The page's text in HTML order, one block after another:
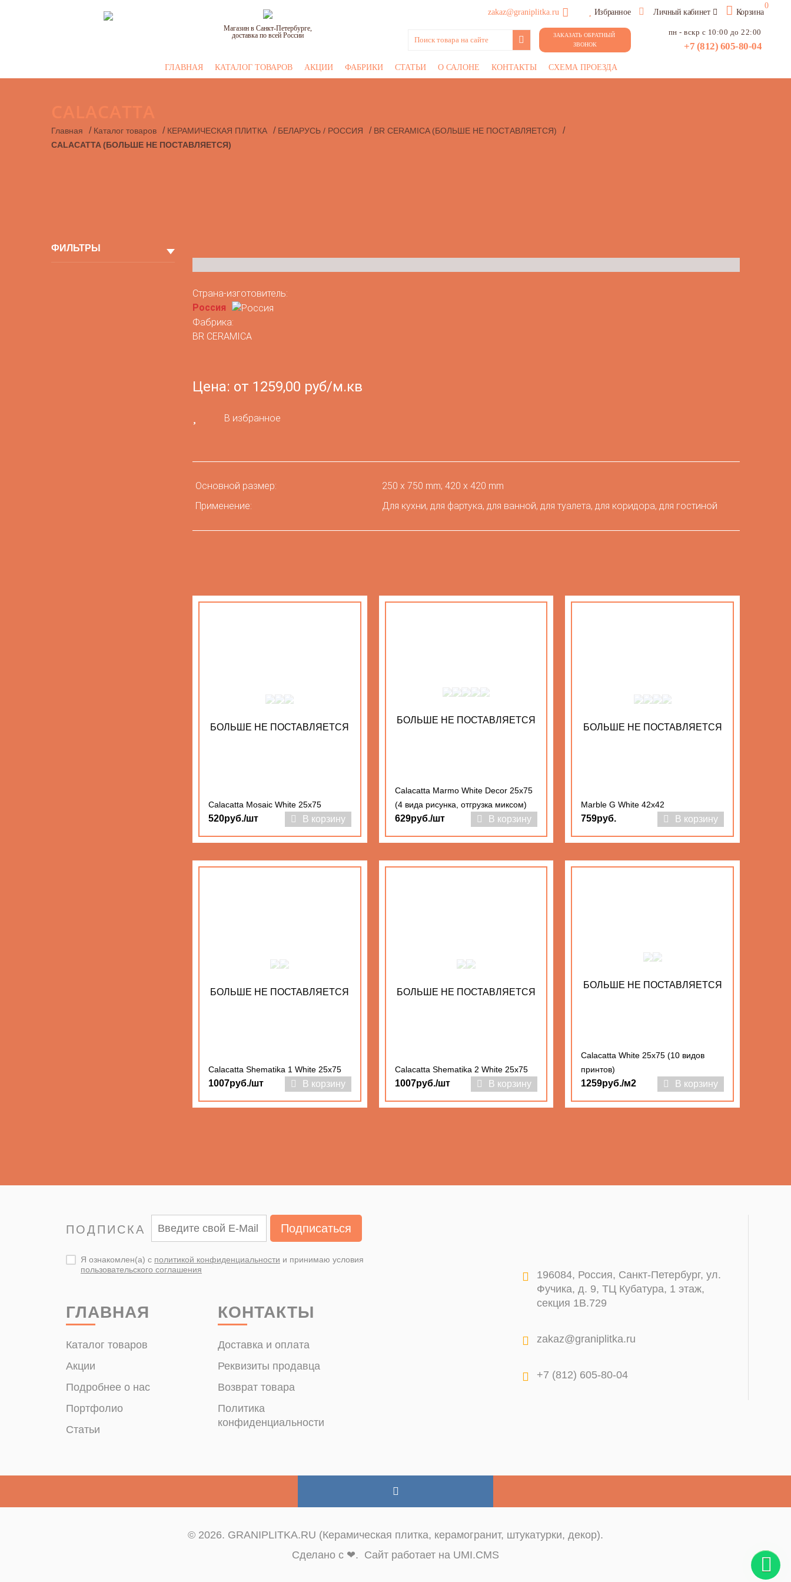
Магазин в Санкт-Петербурге,
доставка по всей России
zakaz@graniplitka.ru Избранное Личный кабинет Корзина
0
ЗАКАЗАТЬ ОБРАТНЫЙ
ЗВОНОК
пн - вскр с 10:00 до 22:00
+7 (812) 605-80-04
ГЛАВНАЯ КАТАЛОГ ТОВАРОВ АКЦИИ ФАБРИКИ СТАТЬИ О САЛОНЕ КОНТАКТЫ СХЕМА ПРОЕЗДА
Главная / Каталог товаров / КЕРАМИЧЕСКАЯ ПЛИТКА / БЕЛАРУСЬ / РОССИЯ / BR CERAMICA (БОЛЬШЕ НЕ ПОСТАВЛЯЕТСЯ) /
CALACATTA (БОЛЬШЕ НЕ ПОСТАВЛЯЕТСЯ)
ФИЛЬТРЫ
Страна-изготовитель:
Россия
Фабрика:
BR CERAMICA
Цена: от 1259,00 руб/м.кв
В избранное
Основной размер:
250 х 750 mm; 420 x 420 mm
Применение:
Для кухни, для фартука, для ванной, для туалета, для коридора, для гостиной
БОЛЬШЕ НЕ ПОСТАВЛЯЕТСЯ
Calacatta Mosaic White 25x75
520руб./шт В корзину
БОЛЬШЕ НЕ ПОСТАВЛЯЕТСЯ
Calacatta Marmo White Decor 25x75
(4 вида рисунка, отгрузка миксом)
629руб./шт В корзину
БОЛЬШЕ НЕ ПОСТАВЛЯЕТСЯ
Marble G White 42x42
759руб. В корзину
БОЛЬШЕ НЕ ПОСТАВЛЯЕТСЯ
Calacatta Shematika 1 White 25x75
1007руб./шт В корзину
БОЛЬШЕ НЕ ПОСТАВЛЯЕТСЯ
Calacatta Shematika 2 White 25x75
1007руб./шт В корзину
БОЛЬШЕ НЕ ПОСТАВЛЯЕТСЯ
Calacatta White 25x75 (10 видов
принтов)
1259руб./м2 В корзину
ПОДПИСКА Подписаться
Я ознакомлен(а) с политикой конфиденциальности и принимаю условия
пользовательского соглашения
ГЛАВНАЯ
Каталог товаров
Акции
Подробнее о нас
Портфолио
Статьи
КОНТАКТЫ
Доставка и оплата
Реквизиты продавца
Возврат товара
Политика
конфиденциальности
196084, Россия, Санкт-Петербург, ул.
Фучика, д. 9, ТЦ Кубатура, 1 этаж,
секция 1В.729
zakaz@graniplitka.ru
+7 (812) 605-80-04
© 2026. GRANIPLITKA.RU (Керамическая плитка, керамогранит, штукатурки, декор).
Сделано с ❤. Сайт работает на UMI.CMS